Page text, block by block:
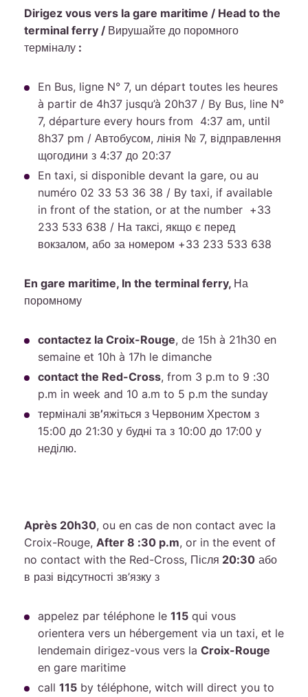
Dirigez vous vers la gare maritime / Head to the
terminal ferry / Вирушайте до поромного
терміналу :
En Bus, ligne N° 7, un départ toutes les heures
à partir de 4h37 jusqu’à 20h37 / By Bus, line N°
7, départure every hours from 4:37 am, until
8h37 pm / Автобусом, лінія № 7, відправлення
щогодини з 4:37 до 20:37
En taxi, si disponible devant la gare, ou au
numéro 02 33 53 36 38 / By taxi, if available
in front of the station, or at the number +33
233 533 638 / На таксі, якщо є перед
вокзалом, або за номером +33 233 533 638
En gare maritime, In the terminal ferry, На
поромному
contactez la Croix-Rouge, de 15h à 21h30 en
semaine et 10h à 17h le dimanche
contact the Red-Cross, from 3 p.m to 9 :30
p.m in week and 10 a.m to 5 p.m the sunday
терміналі зв’яжіться з Червоним Хрестом з
15:00 до 21:30 у будні та з 10:00 до 17:00 у
неділю.
Après 20h30, ou en cas de non contact avec la
Croix-Rouge, After 8 :30 p.m, or in the event of
no contact with the Red-Cross, Після 20:30 або
в разі відсутності зв’язку з
appelez par téléphone le 115 qui vous
orientera vers un hébergement via un taxi, et le
lendemain dirigez-vous vers la Croix-Rouge
en gare maritime
call 115 by téléphone, witch will direct you to